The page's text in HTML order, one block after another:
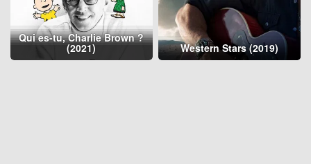
Qui es-tu, Charlie Brown ?
(2021) Western Stars (2019)